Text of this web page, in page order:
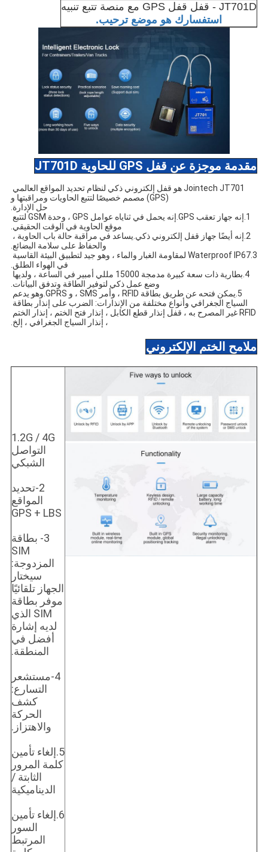
JT701D - قفل قفل GPS مع منصة تتبع تنبيه
استفسارك هو موضع ترحيب.
مقدمة موجزة عن قفل GPS للحاوية JT701D
(GPS) مصمم خصيصًا لتتبع الحاويات ومراقبتها و
حل الإدارة.
موقع الحاوية في الوقت الحقيقي.
2.
والحفاظ على سلامة البضائع.
في الهواء الطلق.
4.
وضع عمل ذكي لتوفير الطاقة وتدفق البيانات.
، إنذار السياج الجغرافي ، إلخ.
ملامح الختم الإلكتروني
1.2G / 4G
التواصل
الشبكي
2-تحديد
المواقع
GPS + LBS
3- بطاقة
SIM
المزدوجة:
سيختار
الجهاز تلقائيًا
موفر بطاقة
SIM الذي
لديه إشارة
أفضل في
المنطقة.
4-مستشعر
التسارع:
كشف
الحركة
والاهتزاز.
5.إلغاء تأمين
كلمة المرور
الثابتة /
الديناميكية
6.إلغاء تأمين
السور
المرتبط